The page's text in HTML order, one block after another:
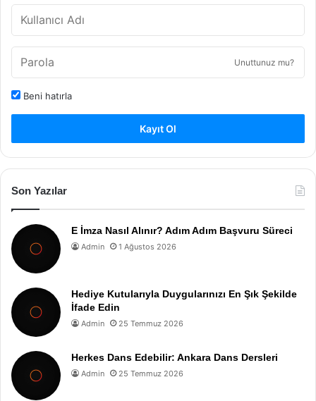
Unuttunuz mu?
Beni hatırla
Kayıt Ol
Son Yazılar
E İmza Nasıl Alınır? Adım Adım Başvuru Süreci
Admin 1 Ağustos 2026
Hediye Kutularıyla Duygularınızı En Şık Şekilde
İfade Edin
Admin 25 Temmuz 2026
Herkes Dans Edebilir: Ankara Dans Dersleri
Admin 25 Temmuz 2026